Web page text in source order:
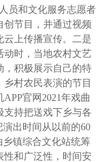
员和文化服务志愿者
创节目，并通过视频
云上传播宣传。二是
动时，当地农村文艺
，积极展示自己的特
村农民表演的节目
官网2021年戏曲
支持把送戏下乡与各
出时间从以前的60
镇综合文化站统筹
性和广泛性，时间安